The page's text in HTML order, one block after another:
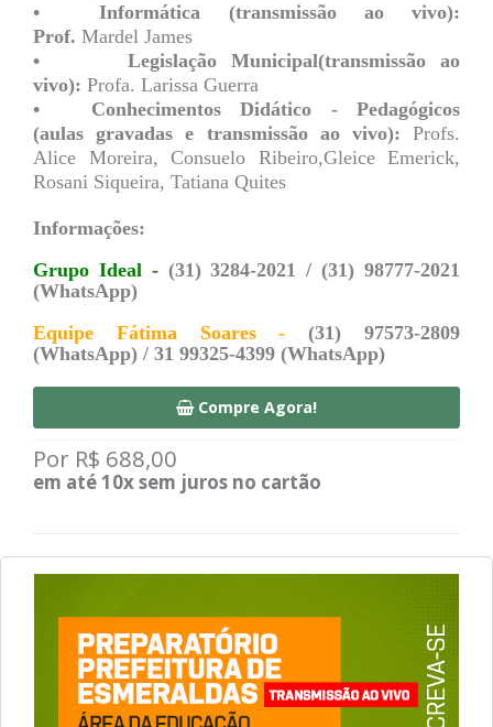
•
Informática (transmissão ao vivo):
Prof. Mardel James
• Legislação Municipal(transmissão ao
vivo): Profa. Larissa Guerra
•
Conhecimentos Didático - Pedagógicos
(aulas gravadas e transmissão ao vivo): Profs.
Alice Moreira, Consuelo Ribeiro,Gleice Emerick,
Rosani Siqueira, Tatiana Quites
Informações:
Grupo Ideal - (31) 3284-2021 / (31) 98777-2021
(WhatsApp)
Equipe Fátima Soares -
(31) 97573-2809
(WhatsApp) / 31 99325-4399 (WhatsApp)
Compre Agora!
Por R$ 688,00
em até 10x sem juros no cartão